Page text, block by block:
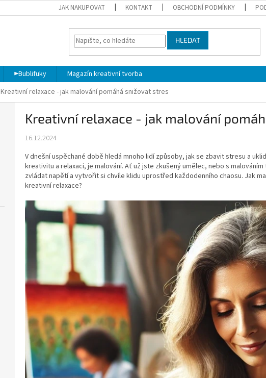
JAK NAKUPOVAT KONTAKT OBCHODNÍ PODMÍNKY
HLEDAT
►Bublifuky
Magazín kreativní tvorba
Kreativní relaxace - jak malování pomáhá snižovat stres
Kreativní relaxace - jak malování
16.12.2024
V dnešní uspěchané době hledá mnoho lidí způsoby, jak se zbavit stresu a
kreativitu a relaxaci, je malování. Ať už jste zkušený umělec, nebo s
zvládat napětí a vytvořit si chvíle klidu uprostřed každodenního chaosu. Jak
kreativní relaxace?